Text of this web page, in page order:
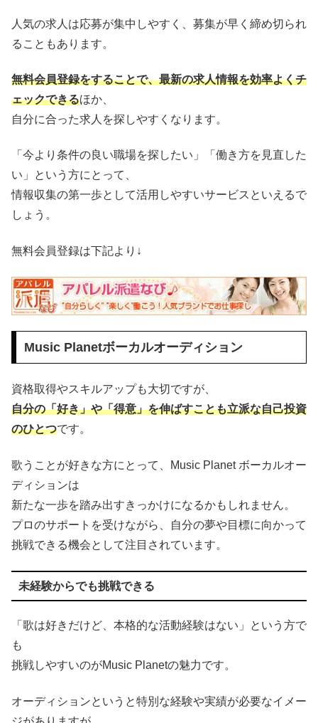
人気の求人は応募が集中しやすく、募集が早く締め切られ
ることもあります。
無料会員登録をすることで、最新の求人情報を効率よくチ
ェックできるほか、
自分に合った求人を探しやすくなります。
「今より条件の良い職場を探したい」「働き方を見直した
い」という方にとって、
情報収集の第一歩として活用しやすいサービスといえるで
しょう。
無料会員登録は下記より↓
Music Planetボーカルオーディション
資格取得やスキルアップも大切ですが、
自分の「好き」や「得意」を伸ばすことも立派な自己投資
のひとつです。
歌うことが好きな方にとって、Music Planet ボーカルオー
ディションは
新たな一歩を踏み出すきっかけになるかもしれません。
プロのサポートを受けながら、自分の夢や目標に向かって
挑戦できる機会として注目されています。
未経験からでも挑戦できる
「歌は好きだけど、本格的な活動経験はない」という方で
も
挑戦しやすいのがMusic Planetの魅力です。
オーディションというと特別な経験や実績が必要なイメー